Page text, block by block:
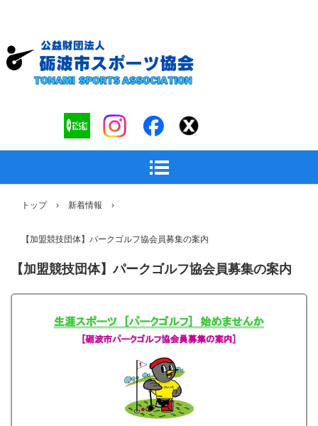
トップ › 新着情報 ›
【加盟競技団体】パークゴルフ協会員募集の案内
【加盟競技団体】パークゴルフ協会員募集の案内